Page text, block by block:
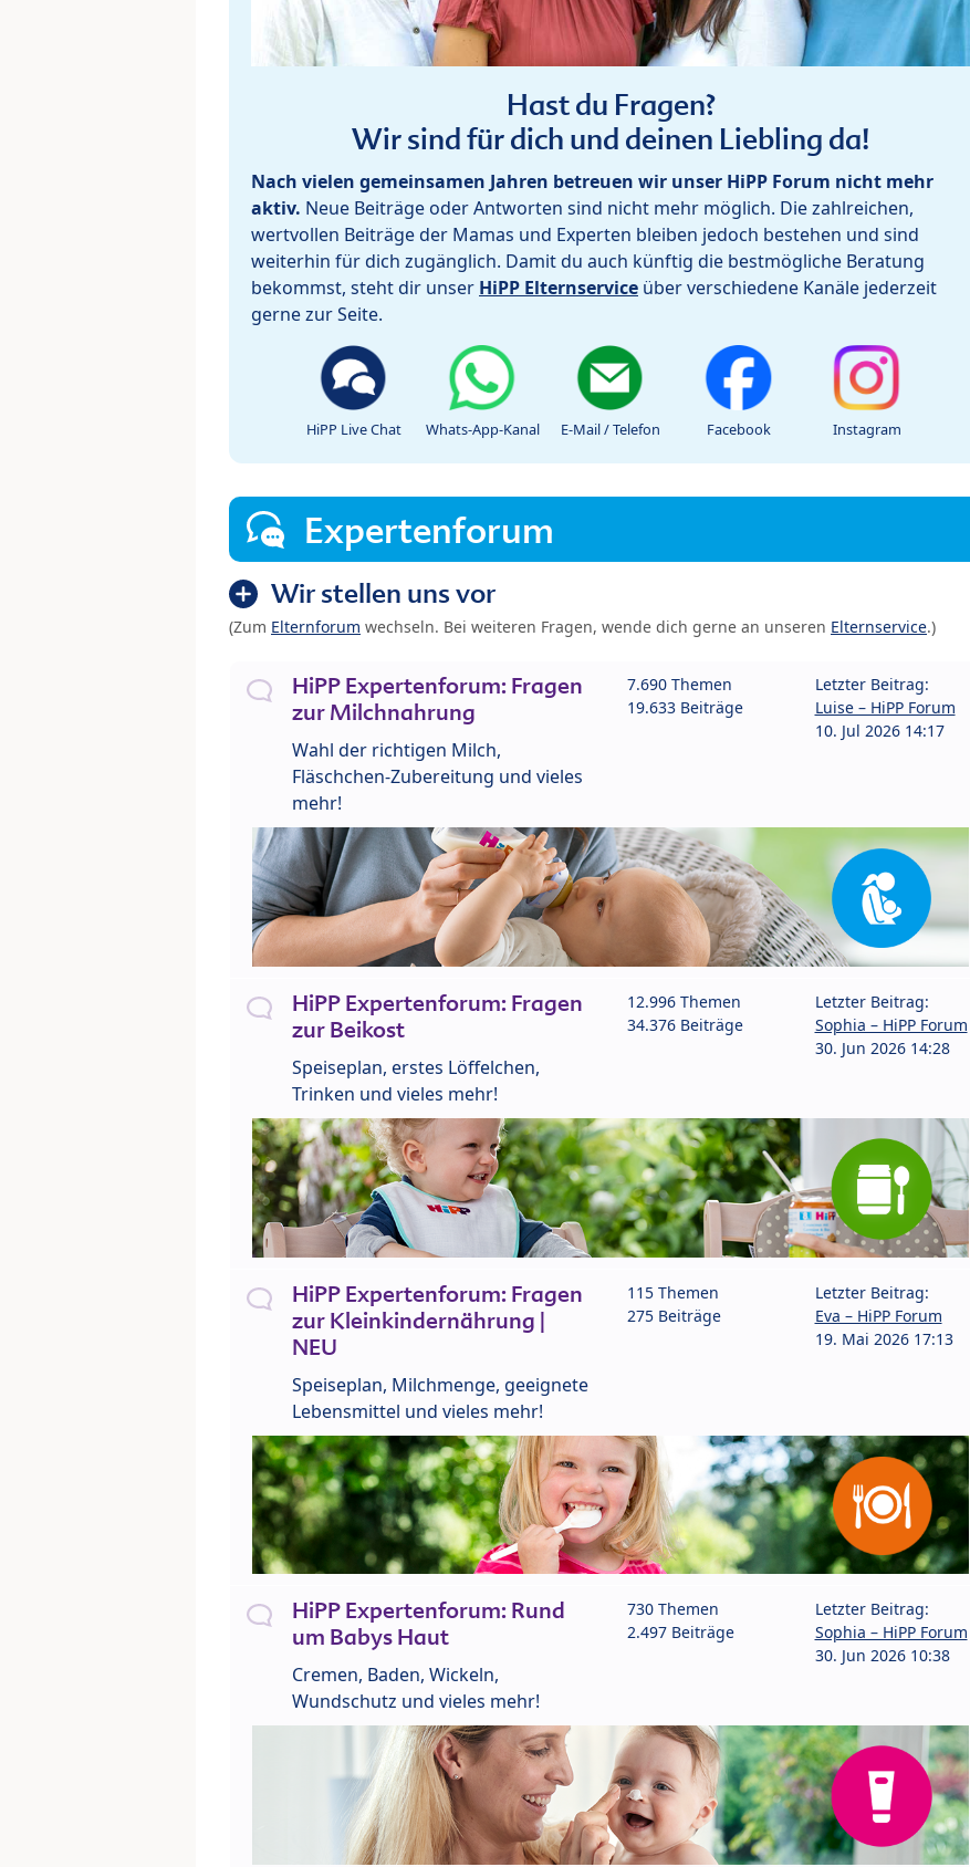
Hast du Fragen?
Wir sind für dich und deinen Liebling da!
Nach vielen gemeinsamen Jahren betreuen wir unser HiPP Forum nicht mehr
aktiv. Neue Beiträge oder Antworten sind nicht mehr möglich. Die zahlreichen,
wertvollen Beiträge der Mamas und Experten bleiben jedoch bestehen und sind
weiterhin für dich zugänglich. Damit du auch künftig die bestmögliche Beratung
bekommst, steht dir unser HiPP Elternservice über verschiedene Kanäle jederzeit
gerne zur Seite.
HiPP Live Chat Whats-App-Kanal E-Mail / Telefon Facebook Instagram
Expertenforum
Wir stellen uns vor
(Zum Elternforum wechseln. Bei weiteren Fragen, wende dich gerne an unseren Elternservice.)
HiPP Expertenforum: Fragen
zur Milchnahrung
Wahl der richtigen Milch,
Fläschchen-Zubereitung und vieles
mehr!
7.690 Themen
19.633 Beiträge
Letzter Beitrag:
Luise – HiPP Forum
10. Jul 2026 14:17
HiPP Expertenforum: Fragen
zur Beikost
Speiseplan, erstes Löffelchen,
Trinken und vieles mehr!
12.996 Themen
34.376 Beiträge
Letzter Beitrag:
Sophia – HiPP Forum
30. Jun 2026 14:28
HiPP Expertenforum: Fragen
zur Kleinkindernährung |
NEU
Speiseplan, Milchmenge, geeignete
Lebensmittel und vieles mehr!
115 Themen
275 Beiträge
Letzter Beitrag:
Eva – HiPP Forum
19. Mai 2026 17:13
HiPP Expertenforum: Rund
um Babys Haut
Cremen, Baden, Wickeln,
Wundschutz und vieles mehr!
730 Themen
2.497 Beiträge
Letzter Beitrag:
Sophia – HiPP Forum
30. Jun 2026 10:38